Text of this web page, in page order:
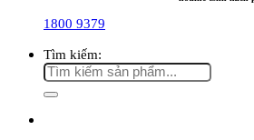
1800 9379
Tìm kiếm: